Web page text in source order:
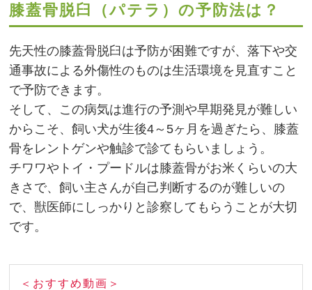
膝蓋骨脱臼（パテラ）の予防法は？
先天性の膝蓋骨脱臼は予防が困難ですが、落下や交
通事故による外傷性のものは生活環境を見直すこと
で予防できます。
そして、この病気は進行の予測や早期発見が難しい
からこそ、飼い犬が生後4～5ヶ月を過ぎたら、膝蓋
骨をレントゲンや触診で診てもらいましょう。
チワワやトイ・プードルは膝蓋骨がお米くらいの大
きさで、飼い主さんが自己判断するのが難しいの
で、獣医師にしっかりと診察してもらうことが大切
です。
＜おすすめ動画＞